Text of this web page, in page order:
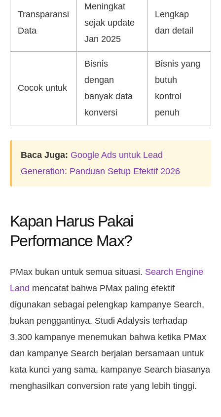
Transparansi
Data
Meningkat
sejak update
Jan 2025
Lengkap
dan detail
Cocok untuk
Bisnis
dengan
banyak data
konversi
Bisnis yang
butuh
kontrol
penuh
Baca Juga: Google Ads untuk Lead
Generation: Panduan Setup Efektif 2026
Kapan Harus Pakai
Performance Max?
PMax bukan untuk semua situasi. Search Engine
Land mencatat bahwa PMax paling efektif
digunakan sebagai pelengkap kampanye Search,
bukan penggantinya. Studi Adalysis terhadap
3.300 kampanye menemukan bahwa ketika PMax
dan kampanye Search berjalan bersamaan untuk
kata kunci yang sama, kampanye Search biasanya
menghasilkan conversion rate yang lebih tinggi.